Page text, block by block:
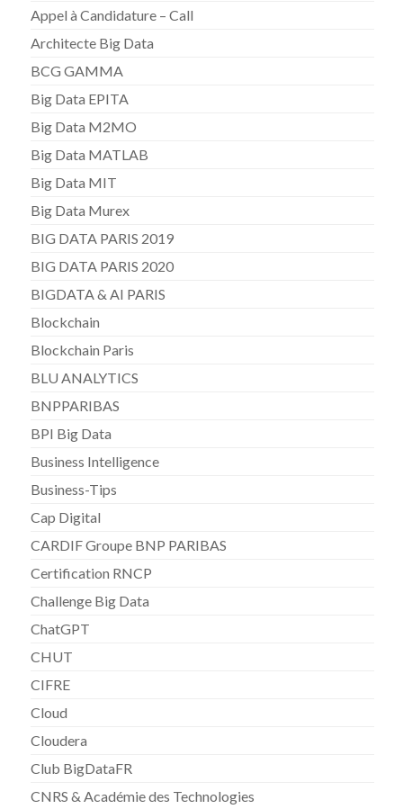
Appel à Candidature – Call
Architecte Big Data
BCG GAMMA
Big Data EPITA
Big Data M2MO
Big Data MATLAB
Big Data MIT
Big Data Murex
BIG DATA PARIS 2019
BIG DATA PARIS 2020
BIGDATA & AI PARIS
Blockchain
Blockchain Paris
BLU ANALYTICS
BNPPARIBAS
BPI Big Data
Business Intelligence
Business-Tips
Cap Digital
CARDIF Groupe BNP PARIBAS
Certification RNCP
Challenge Big Data
ChatGPT
CHUT
CIFRE
Cloud
Cloudera
Club BigDataFR
CNRS & Académie des Technologies